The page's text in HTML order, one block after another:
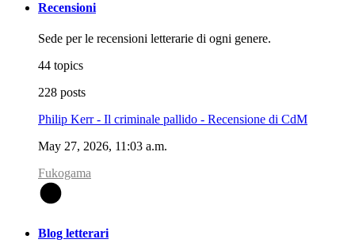
Recensioni
Sede per le recensioni letterarie di ogni genere.
44 topics
228 posts
Philip Kerr - Il criminale pallido - Recensione di CdM
May 27, 2026, 11:03 a.m.
Fukogama
Blog letterari